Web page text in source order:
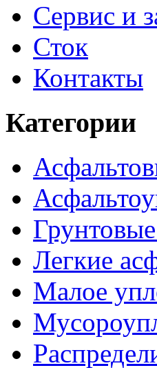
Сервис и
Сток
Контакты
Категории
Легкие
Малое